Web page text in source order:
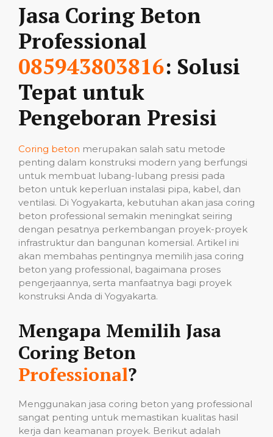
Jasa Coring Beton
Professional
085943803816: Solusi
Tepat untuk
Pengeboran Presisi
Coring beton merupakan salah satu metode
penting dalam konstruksi modern yang berfungsi
untuk membuat lubang-lubang presisi pada
beton untuk keperluan instalasi pipa, kabel, dan
ventilasi. Di Yogyakarta, kebutuhan akan jasa coring
beton professional semakin meningkat seiring
dengan pesatnya perkembangan proyek-proyek
infrastruktur dan bangunan komersial. Artikel ini
akan membahas pentingnya memilih jasa coring
beton yang professional, bagaimana proses
pengerjaannya, serta manfaatnya bagi proyek
konstruksi Anda di Yogyakarta.
Mengapa Memilih Jasa
Coring Beton
Professional?
Menggunakan jasa coring beton yang professional
sangat penting untuk memastikan kualitas hasil
kerja dan keamanan proyek. Berikut adalah